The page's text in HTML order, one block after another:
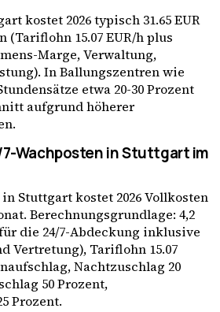
kostet 2026 typisch 31.65 EUR
(Tariflohn 15.07 EUR/h plus
Marge, Verwaltung,
In Ballungszentren wie
etwa 20-30 Prozent
aufgrund höherer
Wachposten in Stuttgart im
Stuttgart kostet 2026 Vollkosten
Berechnungsgrundlage: 4,2
die 24/7-Abdeckung inklusive
Vertretung), Tariflohn 15.07
Nachtzuschlag 20
50 Prozent,
Prozent.